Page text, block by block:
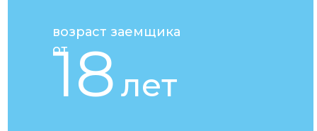
18
возраст заемщика
от
лет